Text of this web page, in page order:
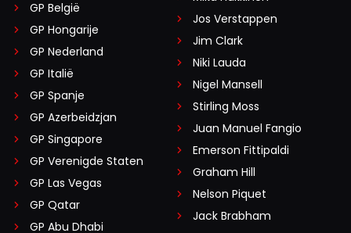
GP België
GP Hongarije
GP Nederland
GP Italië
GP Spanje
GP Azerbeidzjan
GP Singapore
GP Verenigde Staten
GP Las Vegas
GP Qatar
GP Abu Dhabi
Jos Verstappen
Jim Clark
Niki Lauda
Nigel Mansell
Stirling Moss
Juan Manuel Fangio
Emerson Fittipaldi
Graham Hill
Nelson Piquet
Jack Brabham